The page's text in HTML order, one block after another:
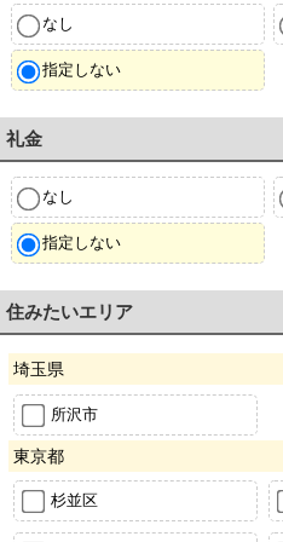
なし
指定しない
礼金
なし
指定しない
住みたいエリア
埼玉県
所沢市
東京都
杉並区